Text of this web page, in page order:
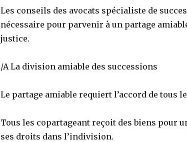
Les conseils des avocats spécialiste de
nécessaire pour parvenir à un partage
justice.
/A La division amiable des successions
Le partage amiable requiert l’accord de tous
Tous les copartageant reçoit des biens pour
ses droits dans l’indivision.